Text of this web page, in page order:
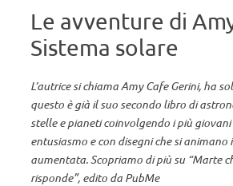
Le avventure di
Sistema solare
L’autrice si chiama Amy Cafe Gerini, ha
questo è già il suo secondo libro di
stelle e pianeti coinvolgendo i più
entusiasmo e con disegni che si animano
aumentata. Scopriamo di più su “Marte
risponde”, edito da PubMe